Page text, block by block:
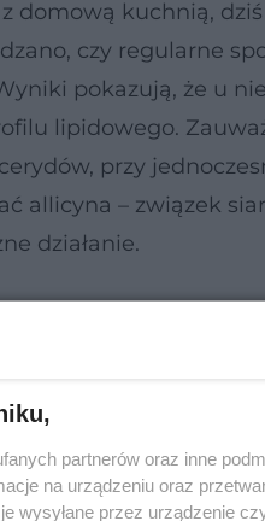
domową kuchnią,
czy regularne
pokazują, że u
lipidowego.
przy
allicyna – związek
działanie.
partnerów oraz inne
na urządzeniu oraz
wysyłane przez urządzenie